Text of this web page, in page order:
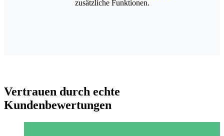
zusätzliche Funktionen.
Vertrauen durch echte
Kundenbewertungen